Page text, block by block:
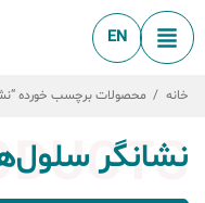
EN
خانه / محصولات برچسب خورده
نشانگر